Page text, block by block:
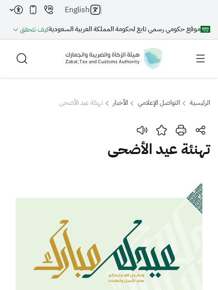
موقع حكومي رسمي تابع لحكومة المملكة العربية السعوديةكيف تتحقق
English
بحث
اقتراحات
الجمارك
ضريبة القيمة المضافة
التصرفات العقارية
الرئيسية التواصل الإعلامي الأخبار تهنئة عيد الأضحى
تهنئة عيد الأضحى